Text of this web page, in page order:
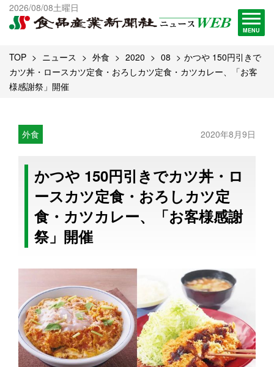
2026/08/08土曜日
MENU
出版物一覧へ
試読・購読申し込み
TOP ニュース 外食 2020 08
かつや 150円引きで
カツ丼・ロースカツ定食・おろしカツ定食・カツカレー、「お客
様感謝祭」開催
外食 2020年8月9日
かつや 150円引きでカツ丼・ロ
ースカツ定食・おろしカツ定
食・カツカレー、「お客様感謝
祭」開催